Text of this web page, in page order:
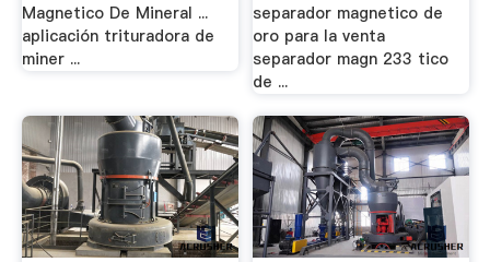
Magnetico De Mineral ...
aplicación trituradora de
miner ...
separador magnetico de
oro para la venta
separador magn 233 tico
de ...